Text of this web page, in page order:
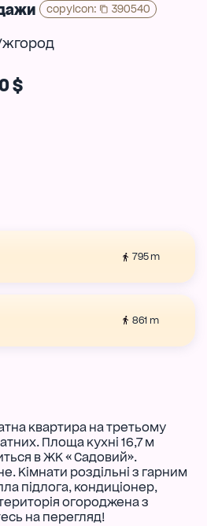
copyIcon: 390540
$
795 m
861 m
квартира на третьому
Площа кухні 16,7 м
в ЖК « Садовий».
Кімнати роздільні з гарним
підлога, кондиціонер,
огороджена з
на перегляд!